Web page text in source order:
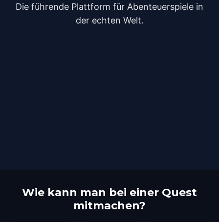
Die führende Plattform für Abenteuerspiele in
der echten Welt.
Wie kann man bei einer Quest
mitmachen?